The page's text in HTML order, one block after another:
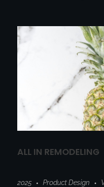
ALL IN REMODELING
2025 Product Design